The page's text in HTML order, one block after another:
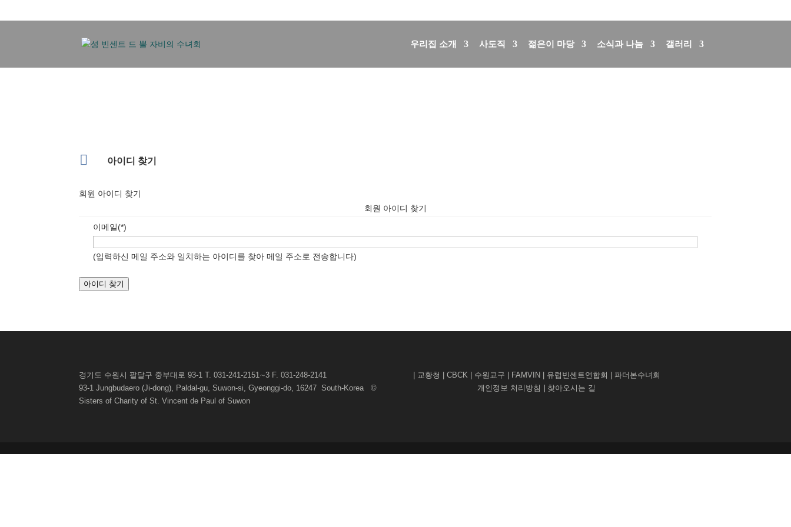
우리집 소개 사도직 젊은이 마당 소식과 나눔 갤러리
 아이디 찾기
회원 아이디 찾기
회원 아이디 찾기
이메일(*)
(입력하신 메일 주소와 일치하는 아이디를 찾아 메일 주소로 전송합니다)
아이디 찾기
경기도 수원시 팔달구 중부대로 93-1 T. 031-241-2151∼3 F. 031-248-2141
93-1 Jungbudaero (Ji-dong), Paldal-gu, Suwon-si, Gyeonggi-do, 16247 South-Korea ©
Sisters of Charity of St. Vincent de Paul ofSuwon
교황청 CBCK| 수원교구 FAMVIN 유럽빈센트연합회
파더본수녀회
개인정보 처리방침
찾아오시는 길